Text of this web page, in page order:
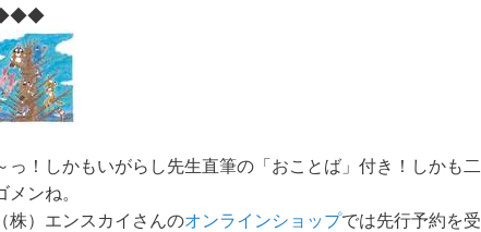
！しかもいがらし先生直筆の「おことば」付き！しかも二
ンね。
株）エンスカイさんのオンラインショップでは先行予約を受